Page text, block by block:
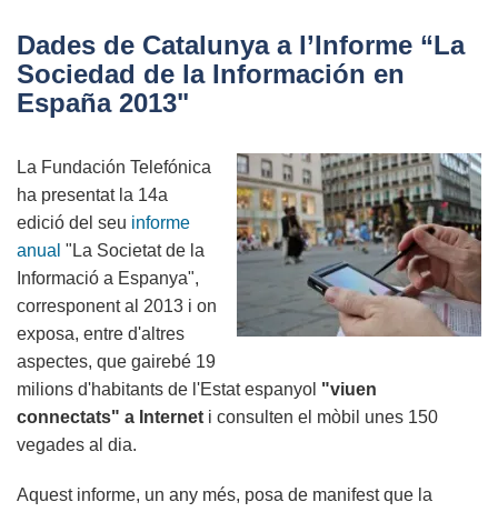
aconsegueix
una
velocitat
a
internet
utilitzant
la
fibra
òptica
convencional
Dades de Catalunya a l’Informe “La
Sociedad de la Información en
España 2013"
La Fundación Telefónica
ha presentat la 14a
edició del seu informe
anual "La Societat de la
Informació a Espanya",
corresponent al 2013 i on
exposa, entre d'altres
aspectes, que gairebé 19
milions d'habitants de l'Estat espanyol "viuen
connectats" a Internet i consulten el mòbil unes 150
vegades al dia.
Aquest informe, un any més, posa de manifest que la